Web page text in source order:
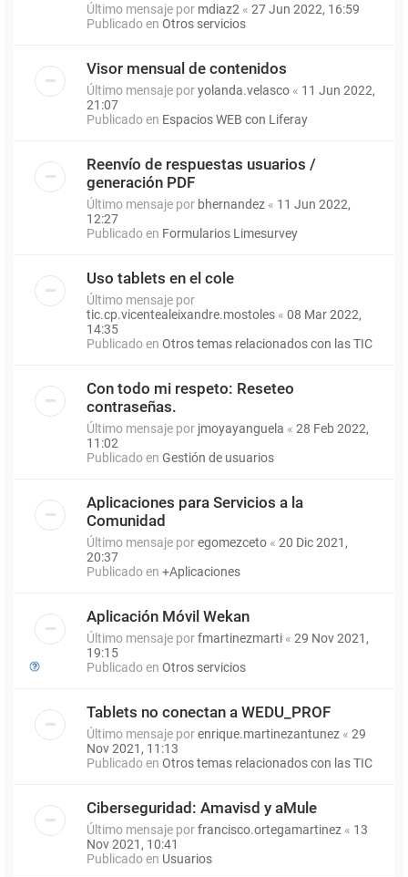
Último mensaje por mdiaz2 « 27 Jun 2022, 16:59
Publicado en Otros servicios
Visor mensual de contenidos
Último mensaje poryolanda.velasco « 11 Jun 2022,
21:07
Publicado en Espacios WEB con Liferay
Reenvío de respuestas usuarios /
generación PDF
Último mensaje por bhernandez « 11 Jun 2022,
12:27
Publicado en Formularios Limesurvey
Uso tablets en el cole
Último mensaje por
tic.cp.vicentealeixandre.mostoles « 08 Mar 2022,
14:35
Publicado en Otros temas relacionados con las TIC
Con todo mi respeto: Reseteo
contraseñas.
Último mensaje por jmoyayanguela « 28 Feb 2022,
11:02
Publicado en Gestión de usuarios
Aplicaciones para Servicios a la
Comunidad
Último mensaje poregomezceto « 20 Dic 2021,
20:37
Publicado en +Aplicaciones
Aplicación Móvil Wekan
Último mensaje porfmartinezmarti « 29 Nov 2021,
19:15
Publicado en Otros servicios
Tablets no conectan a WEDU_PROF
Último mensaje porenrique.martinezantunez « 29
Nov 2021, 11:13
Publicado en Otros temas relacionados con las TIC
Ciberseguridad: Amavisd y aMule
Último mensaje porfrancisco.ortegamartinez « 13
Nov 2021, 10:41
Publicado en Usuarios